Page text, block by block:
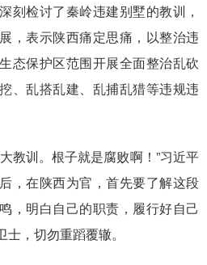
刻检讨了秦岭违建别墅的教训，
，表示陕西痛定思痛，以整治违
态保护区范围开展全面整治乱砍
、乱搭乱建、乱捕乱猎等违规违
训。根子就是腐败啊！”习近平
，在陕西为官，首先要了解这段
，明白自己的职责，履行好自己
，切勿重蹈覆辙。